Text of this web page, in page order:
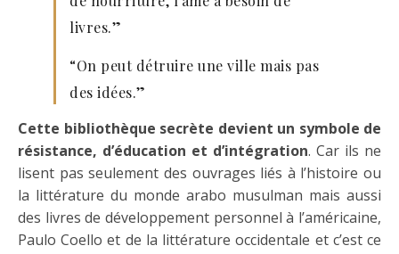
livres.”
“On peut détruire une ville mais pas
des idées.”
Cette bibliothèque secrète devient un symbole de
résistance, d’éducation et d’intégration. Car ils ne
lisent pas seulement des ouvrages liés à l’histoire ou
la littérature du monde arabo musulman mais aussi
des livres de développement personnel à l’américaine,
Paulo Coello et de la littérature occidentale et c’est ce